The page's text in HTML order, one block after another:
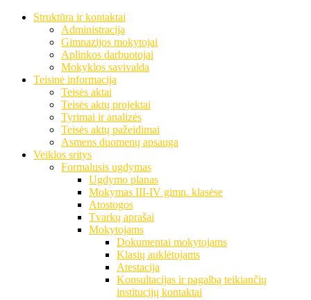
Struktūra ir kontaktai
Administracija
Gimnazijos mokytojai
Aplinkos darbuotojai
Mokyklos savivalda
Teisinė informacija
Teisės aktai
Teisės aktų projektai
Tyrimai ir analizės
Teisės aktų pažeidimai
Asmens duomenų apsauga
Veiklos sritys
Formalusis ugdymas
Ugdymo planas
Mokymas III-IV gimn. klasėse
Atostogos
Tvarkų aprašai
Mokytojams
Dokumentai mokytojams
Klasių auklėtojams
Atestacija
Konsultacijas ir pagalbą teikiančių
institucijų kontaktai